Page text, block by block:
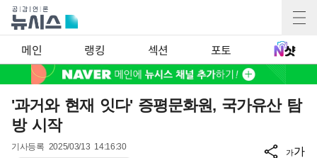
메인 랭킹 섹션 포토
'과거와 현재 잇다' 증평문화원, 국가유산 탐
방 시작
기사등록 2025/03/13 14:16:30
가가